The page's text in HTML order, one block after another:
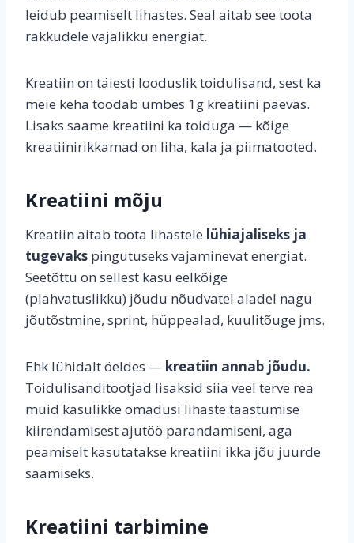
leidub peamiselt lihastes. Seal aitab see toota
rakkudele vajalikku energiat.
Kreatiin on täiesti looduslik toidulisand, sest ka
meie keha toodab umbes 1g kreatiini päevas.
Lisaks saame kreatiini ka toiduga — kõige
kreatiinirikkamad on liha, kala ja piimatooted.
Kreatiini mõju
Kreatiin aitab toota lihastele lühiajaliseks ja
tugevaks pingutuseks vajaminevat energiat.
Seetõttu on sellest kasu eelkõige
(plahvatuslikku) jõudu nõudvatel aladel nagu
jõutõstmine, sprint, hüppealad, kuulitõuge jms.
Ehk lühidalt öeldes — kreatiin annab jõudu.
Toidulisanditootjad lisaksid siia veel terve rea
muid kasulikke omadusi lihaste taastumise
kiirendamisest ajutöö parandamiseni, aga
peamiselt kasutatakse kreatiini ikka jõu juurde
saamiseks.
Kreatiini tarbimine